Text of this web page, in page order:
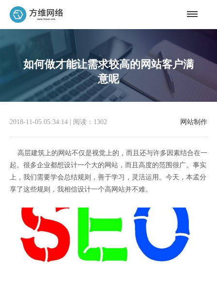
如何做才能让需求较高的网站客户满
意呢
网站制作
2018-11-05 05:34:14 阅读：1302
高层建筑上的网站不仅是视觉上的，而且还与许多因素结合在一
起。很多企业都想设计一个大的网站，而且高度的范围很广。事实
上，我们需要学会总结规则，善于学习，灵活运用。今天，本孟分
享了这些规则，我相信设计一个高网站并不难。